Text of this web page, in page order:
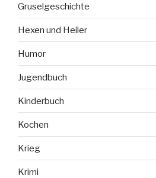
Gruselgeschichte
Hexen und Heiler
Humor
Jugendbuch
Kinderbuch
Kochen
Krieg
Krimi